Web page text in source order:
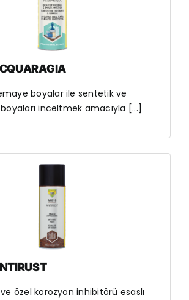
boyalar ile sentetik ve
inceltmek amacıyla [...]
özel korozyon inhibitörü esaslı